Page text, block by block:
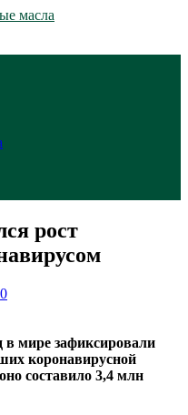
масла
рост
в мире зафиксировали
коронавирусной
составило 3,4 млн